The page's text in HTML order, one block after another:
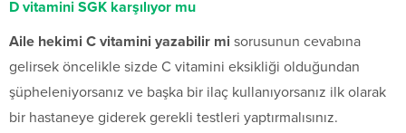
D vitamini SGK karşılıyor mu
Aile hekimi C vitamini yazabilir mi sorusunun cevabına
gelirsek öncelikle sizde C vitamini eksikliği olduğundan
şüpheleniyorsanız ve başka bir ilaç kullanıyorsanız ilk olarak
bir hastaneye giderek gerekli testleri yaptırmalısınız.